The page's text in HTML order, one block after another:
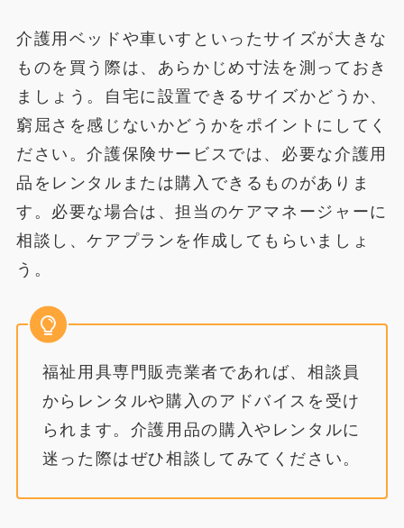
介護用ベッドや車いすといったサイズが大きな
ものを買う際は、あらかじめ寸法を測っておき
ましょう。自宅に設置できるサイズかどうか、
窮屈さを感じないかどうかをポイントにしてく
ださい。介護保険サービスでは、必要な介護用
品をレンタルまたは購入できるものがありま
す。必要な場合は、担当のケアマネージャーに
相談し、ケアプランを作成してもらいましょ
う。
福祉用具専門販売業者であれば、相談員
からレンタルや購入のアドバイスを受け
られます。介護用品の購入やレンタルに
迷った際はぜひ相談してみてください。